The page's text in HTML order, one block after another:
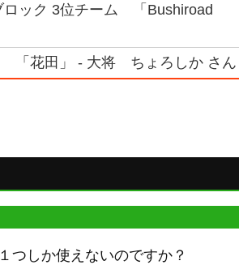
ロック 3位チーム 「Bushiroad
「花田」 - 大将 ちょろしか さん
つしか使えないのですか？